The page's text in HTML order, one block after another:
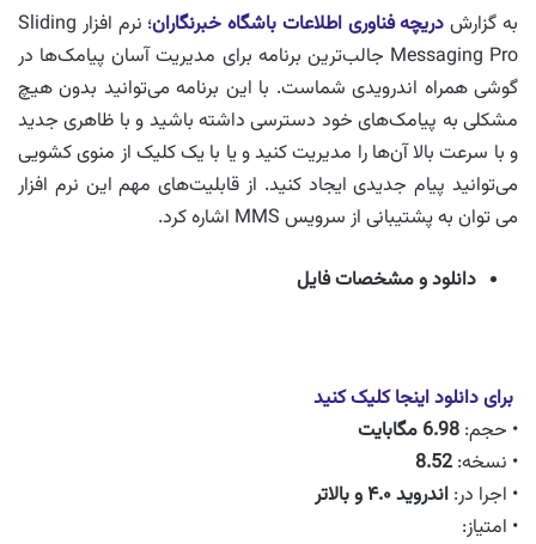
به گزارش دریچه فناوری اطلاعات باشگاه خبرنگاران
؛ نرم افزار Sliding
Messaging Pro جالب‌ترین برنامه برای مدیریت آسان پیامک‌ها در
گوشی همراه اندرویدی شماست. با این برنامه می‌توانید بدون هیچ
مشکلی به پیامک‌های خود دسترسی داشته باشید و با ظاهری جدید
و با سرعت بالا آن‌ها را مدیریت کنید و یا با یک کلیک از منوی کشویی
می‌توانید پیام جدیدی ایجاد کنید. از قابلیت‌های مهم این نرم افزار
می توان به پشتیبانی از سرویس MMS اشاره کرد.
دانلود و مشخصات فایل
برای دانلود اینجا کلیک کنید
• حجم: 6.98 مگابایت
• نسخه: 8.52
• اجرا در: اندروید ۴.۰ و بالاتر
• امتیاز: